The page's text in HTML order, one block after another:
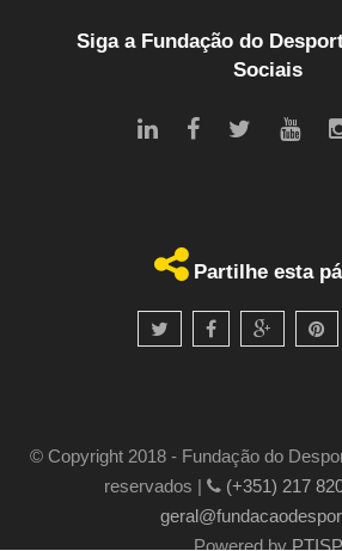
Siga a Fundação do
Sociais
Partilhe esta
© Copyright 2018 - Fundação do
reservados |
(+351) 217
Powered byPTISP